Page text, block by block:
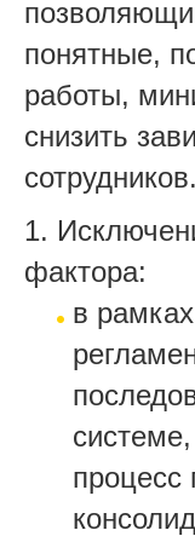
понятные,
работы,
снизить
сотрудников.
1.
фактора:
в
процесс